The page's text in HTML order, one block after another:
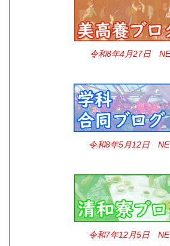
令和8年4月27日
令和8年5月12日
令和7年12月5日